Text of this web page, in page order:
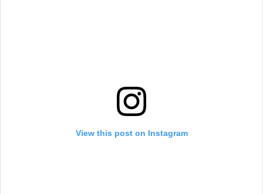
View this post on Instagram